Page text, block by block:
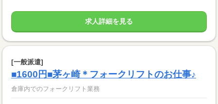
求人詳細を見る
[一般派遣]
■1600円■茅ヶ崎＊フォークリフトのお仕事♪
倉庫内でのフォークリフト業務